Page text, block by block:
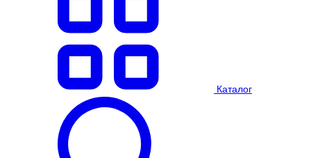
Каталог